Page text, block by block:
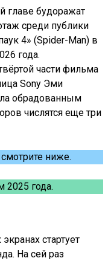
главе будоражат
среди публики
4» (Spider-Man) в
года.
части фильма
Sony Эми
обрадованным
числятся еще три
ниже.
2025 года.
стартует
На сей раз